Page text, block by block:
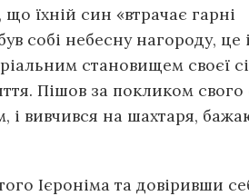
їхній син «втрачає гарні
собі небесну нагороду, це
становищем своєї
Пішов за покликом свого
і вивчився на шахтаря,
Ієроніма та довіривши